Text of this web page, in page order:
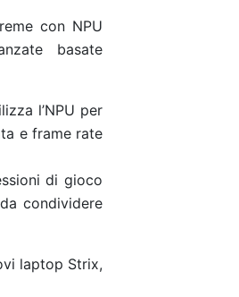
con NPU
basate
l’NPU per
e frame rate
di gioco
condividere
laptop Strix,